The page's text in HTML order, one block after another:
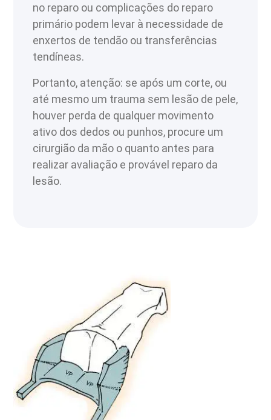
no reparo ou complicações do reparo
primário podem levar à necessidade de
enxertos de tendão ou transferências
tendíneas.
Portanto, atenção: se após um corte, ou
até mesmo um trauma sem lesão de pele,
houver perda de qualquer movimento
ativo dos dedos ou punhos, procure um
cirurgião da mão o quanto antes para
realizar avaliação e provável reparo da
lesão.